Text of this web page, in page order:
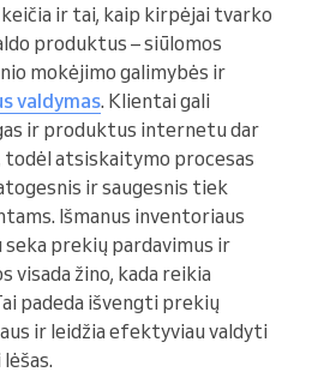
ir tai, kaip kirpėjai tvarko
produktus – siūlomos
mokėjimo galimybės ir
valdymas. Klientai gali
ir produktus internetu dar
todėl atsiskaitymo procesas
ir saugesnis tiek
Išmanus inventoriaus
seka prekių pardavimus ir
visada žino, kada reikia
padeda išvengti prekių
ir leidžia efektyviau valdyti